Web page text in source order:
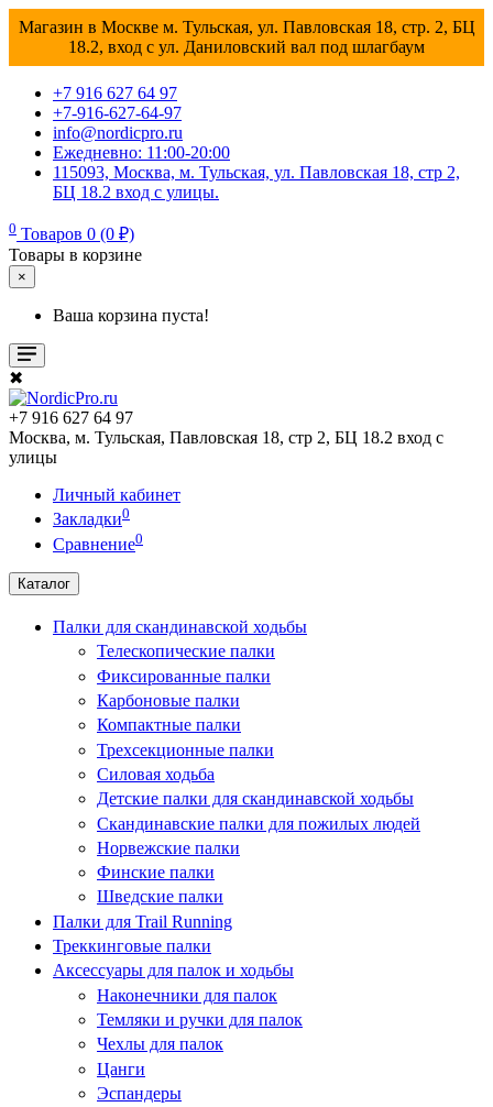
Магазин в Москве м. Тульская, ул. Павловская 18, стр. 2, БЦ
18.2, вход с ул. Даниловский вал под шлагбаум
+7 916 627 64 97
+7-916-627-64-97
info@nordicpro.ru
Ежедневно: 11:00-20:00
115093, Москва, м. Тульская, ул. Павловская 18, стр 2,
БЦ 18.2 вход с улицы.
0 Товаров 0 (0 ₽)
Товары в корзине
×
Ваша корзина пуста!
✖
+7 916 627 64 97
Москва, м. Тульская, Павловская 18, стр 2, БЦ 18.2 вход с
улицы
Личный кабинет
Закладки0
Сравнение0
Каталог
Палки для скандинавской ходьбы
Телескопические палки
Фиксированные палки
Карбоновые палки
Компактные палки
Трехсекционные палки
Силовая ходьба
Детские палки для скандинавской ходьбы
Скандинавские палки для пожилых людей
Норвежские палки
Финские палки
Шведские палки
Палки для Trail Running
Треккинговые палки
Аксессуары для палок и ходьбы
Наконечники для палок
Темляки и ручки для палок
Чехлы для палок
Цанги
Эспандеры